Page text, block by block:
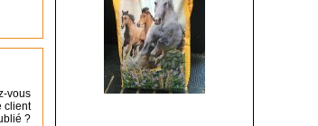
vous
client
?